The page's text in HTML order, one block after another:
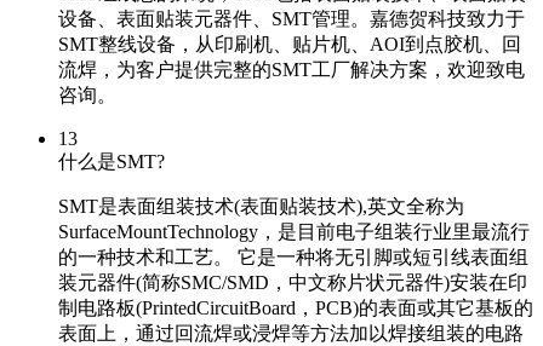
设备、表面贴装元器件、SMT管理。嘉德贺科技致力于
SMT整线设备，从印刷机、贴片机、AOI到点胶机、回
流焊，为客户提供完整的SMT工厂解决方案，欢迎致电
咨询。
13
什么是SMT?
SMT是表面组装技术(表面贴装技术),英文全称为
SurfaceMountTechnology，是目前电子组装行业里最流行
的一种技术和工艺。 它是一种将无引脚或短引线表面组
装元器件(简称SMC/SMD，中文称片状元器件)安装在印
制电路板(PrintedCircuitBoard，PCB)的表面或其它基板的
表面上，通过回流焊或浸焊等方法加以焊接组装的电路